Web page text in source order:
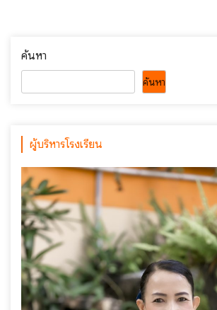
ค้นหา
ค้นหา
ผู้บริหารโรงเรียน